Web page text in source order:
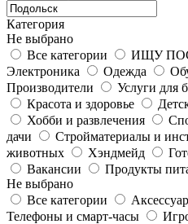
Категория
Не выбрано
Все категории
ИЩУ
Электроника
Одежда
Производители
Услуги для
Красота и здоровье
Хобби и развлечения
дачи
Стройматериалы и
животных
Хэндмейд
Вакансии
Продукты
Не выбрано
Все категории
Телефоны и смарт-часы